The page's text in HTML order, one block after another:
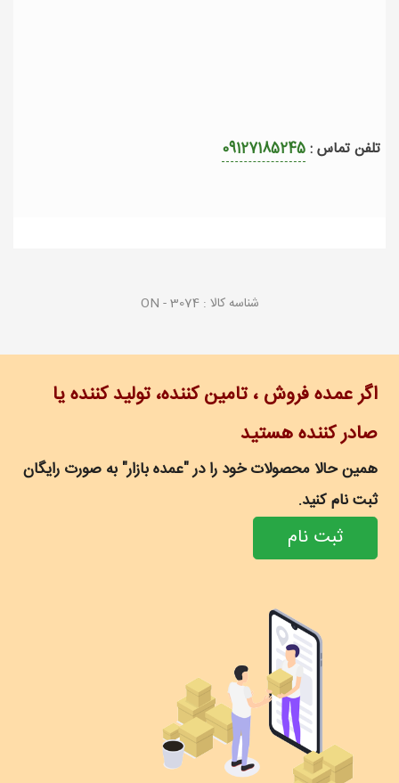
تلفن تماس :09127185245
شناسه کالا : ON - 3074
اگر عمده فروش ، تامین کننده، تولید کننده یا
صادر کننده هستید
همین حالا محصولات خود را در "عمده بازار" به صورت رایگان
ثبت نام کنید.
ثبت نام